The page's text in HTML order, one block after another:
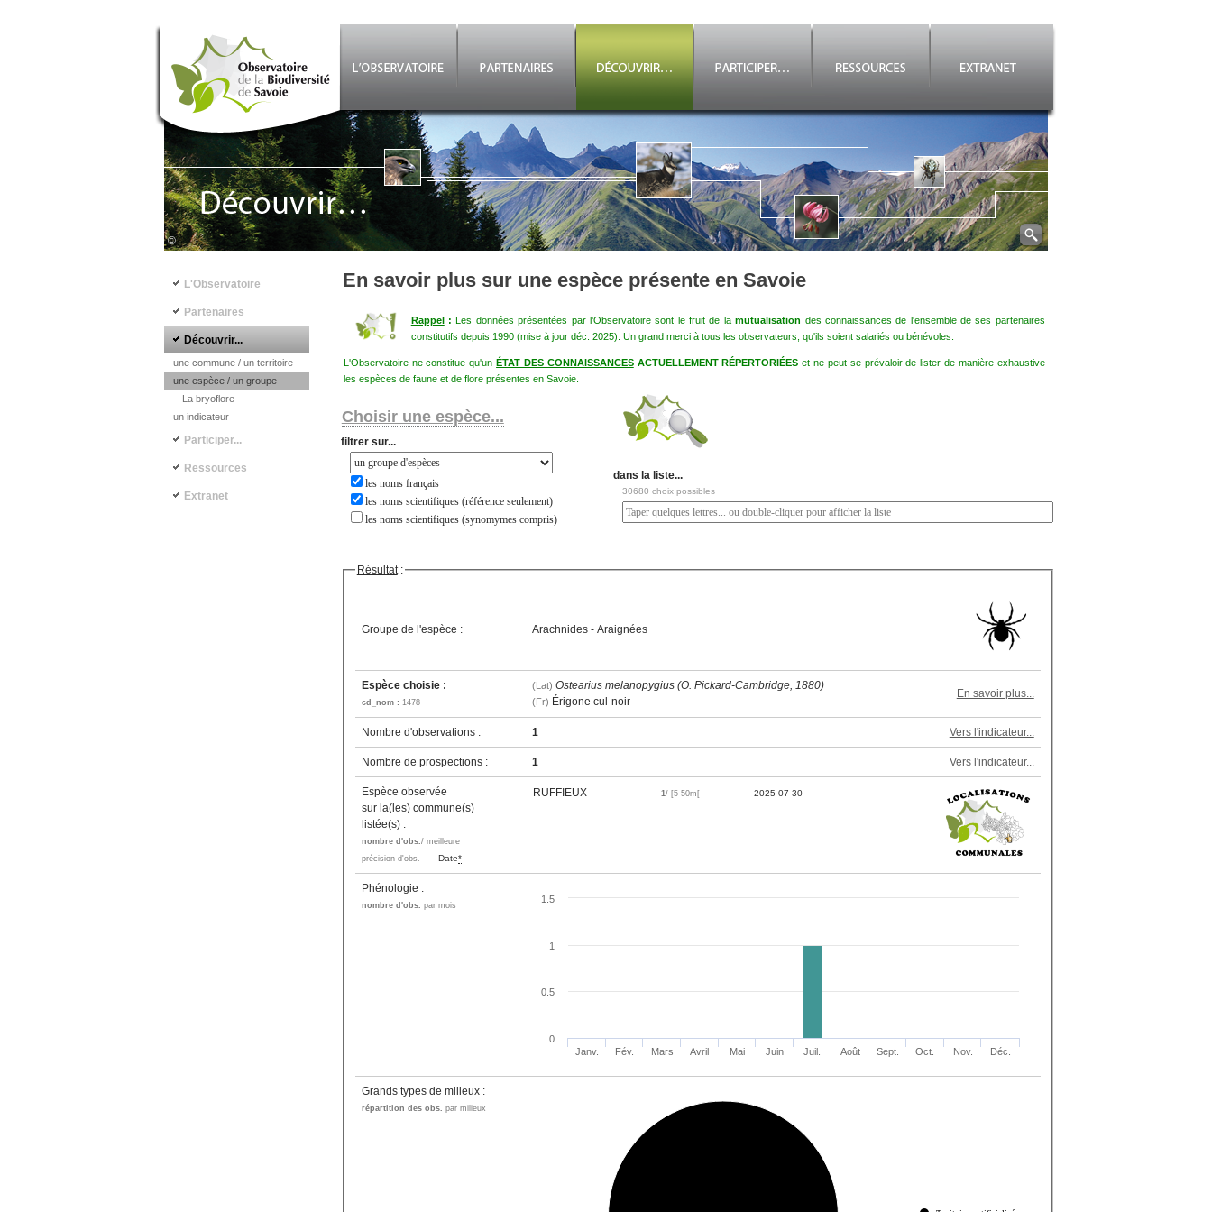
©
En savoir plus sur une espèce présente en Savoie
Rappel:Les données présentées par l'Observatoire sont le fruit de lamutualisation des connaissances de l'ensemble de ses partenaires
constitutifs depuis 1990 (mise à jour déc. 2025). Un grand merci à tous les observateurs, qu'ils soient salariés ou bénévoles.
L'Observatoire ne constitue qu'unÉTAT DES CONNAISSANCESACTUELLEMENT RÉPERTORIÉESet ne peut se prévaloir de lister de manière exhaustive
les espèces de faune et de flore présentes en Savoie.
Choisir une espèce...
filtrer sur...
les noms français
les noms scientifiques (référence seulement)
les noms scientifiques (synomymes compris)
dans la liste...
30680 choix possibles
Résultat:
Groupe de l'espèce : Arachnides - Araignées
Espèce choisie :
cd_nom : 1478
(Lat) Ostearius melanopygius (O. Pickard-Cambridge, 1880)
(Fr) Érigone cul-noir
En savoir plus...
Nombre d'observations : 1 Vers l'indicateur...
Nombre de prospections : 1 Vers l'indicateur...
Espèce observée
sur la(les) commune(s)
listée(s) :
nombre d'obs./ meilleure
précision d'obs.
Date*
RUFFIEUX 1/ [5-50m[ 2025-07-30
Phénologie :
nombre d'obs. par mois
Janv. Fév. Mars Avril Mai Juin Juil. Août Sept. Oct. Nov. Déc.
0
0.5
1
1.5
Grands types de milieux :
répartition des obs. par milieux
Navigation principale
L'Observatoire
Partenaires
Découvrir...
une commune / un territoire
une espèce / un groupe
La bryoflore
un indicateur
Participer...
Ressources
Extranet